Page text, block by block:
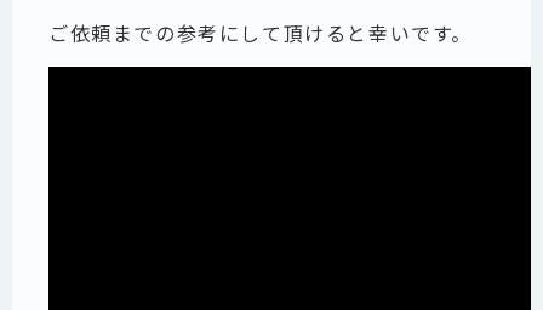
ご依頼までの参考にして頂けると幸いです。